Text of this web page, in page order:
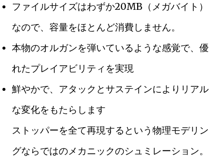
ファイルサイズはわずか20MB（メガバイト）
なので、容量をほとんど消費しません。
本物のオルガンを弾いているような感覚で、優
れたプレイアビリティを実現
鮮やかで、アタックとサステインによりリアル
な変化をもたらします
ストッパーを全て再現するという物理モデリン
グならではのメカニックのシュミレーション。